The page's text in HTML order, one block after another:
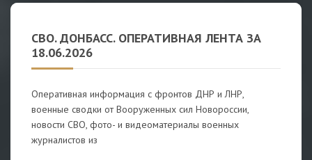
СВО. ДОНБАСС. ОПЕРАТИВНАЯ ЛЕНТА ЗА
18.06.2026
Оперативная информация с фронтов ДНР и ЛНР,
военные сводки от Вооруженных сил Новороссии,
новости СВО, фото- и видеоматериалы военных
журналистов из